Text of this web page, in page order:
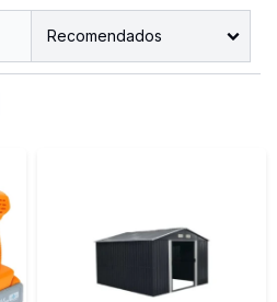
Recomendados